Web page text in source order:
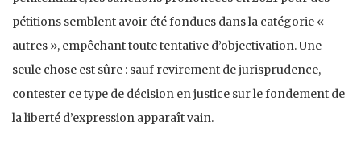
pétitions semblent avoir été fondues dans la catégorie «
autres », empêchant toute tentative d’objectivation. Une
seule chose est sûre : sauf revirement de jurisprudence,
contester ce type de décision en justice sur le fondement de
la liberté d’expression apparaît vain.